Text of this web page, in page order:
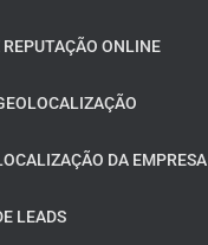
REPUTAÇÃO ONLINE
DA EMPRESA
LEADS